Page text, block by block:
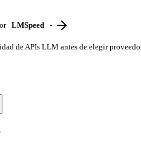
LMSpeed -
de APIs LLM antes de elegir